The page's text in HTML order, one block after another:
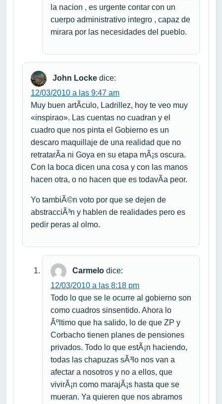
la nacion , es urgente contar con un
cuerpo administrativo integro , capaz de
mirara por las necesidades del pueblo.
John Locke dice:
12/03/2010 a las 9:47 am
Muy buen artÃ­culo, Ladrillez, hoy te veo muy
«inspirao». Las cuentas no cuadran y el
cuadro que nos pinta el Gobierno es un
descaro maquillaje de una realidad que no
retratarÃ­a ni Goya en su etapa mÃ¡s oscura.
Con la boca dicen una cosa y con las manos
hacen otra, o no hacen que es todavÃ­a peor.
Yo tambiÃ©n voto por que se dejen de
abstracciÃ³n y hablen de realidades pero es
pedir peras al olmo.
Carmelo dice:
12/03/2010 a las 8:18 pm
Todo lo que se le ocurre al gobierno son
como cuadros sinsentido. Ahora lo
Ãºltimo que ha salido, lo de que ZP y
Corbacho tienen planes de pensiones
privados. Todo lo que estÃ¡n haciendo,
todas las chapuzas sÃ³lo nos van a
afectar a nosotros y no a ellos, que
vivirÃ¡n como marajÃ¡s hasta que se
mueran. Ya quieren que nos abramos